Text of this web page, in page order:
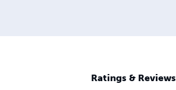
Ratings & Reviews